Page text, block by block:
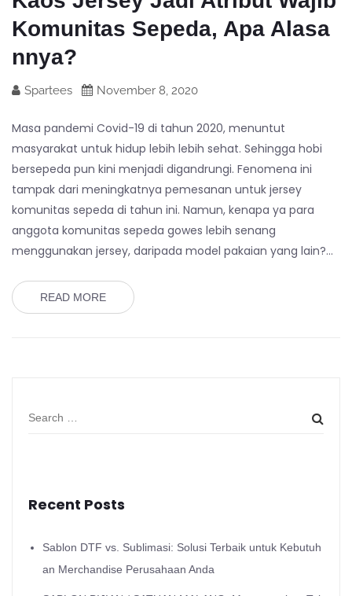
Komunitas Sepeda, Apa Alasa
nnya?
Spartees November 8, 2020
Masa pandemi Covid-19 di tahun 2020, menuntut
masyarakat untuk hidup lebih lebih sehat. Sehingga hobi
bersepeda pun kini menjadi digandrungi. Fenomena ini
tampak dari meningkatnya pemesanan untuk jersey
komunitas sepeda di tahun ini. Namun, kenapa ya para
anggota komunitas sepeda gowes lebih senang
menggunakan jersey, daripada model pakaian yang lain?…
READ MORE
Recent Posts
Sablon DTF vs. Sublimasi: Solusi Terbaik untuk Kebutuh
an Merchandise Perusahaan Anda